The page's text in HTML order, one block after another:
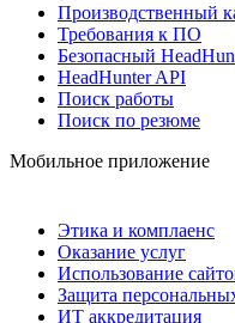
Производственный
Требования к ПО
Безопасный
HeadHunter API
Поиск работы
Поиск по резюме
Мобильное приложение
Этика и комплаенс
Оказание услуг
Использование
Защита
ИТ аккредитация